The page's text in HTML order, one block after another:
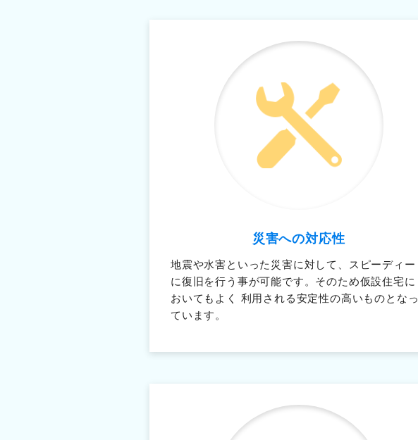
災害への対応性
地震や水害といった災害に対して、スピーディー
に復旧を行う事が可能です。そのため仮設住宅に
おいてもよく 利用される安定性の高いものとなっ
ています。